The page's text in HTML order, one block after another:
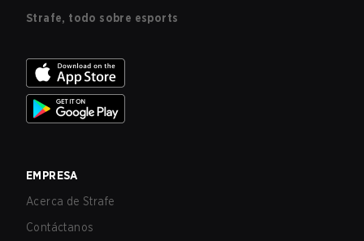
Strafe, todo sobre esports
EMPRESA
Acerca de Strafe
Contáctanos